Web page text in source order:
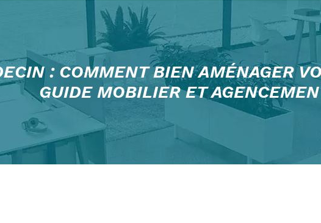
: COMMENT BIEN AMÉNAGER
GUIDE MOBILIER ET